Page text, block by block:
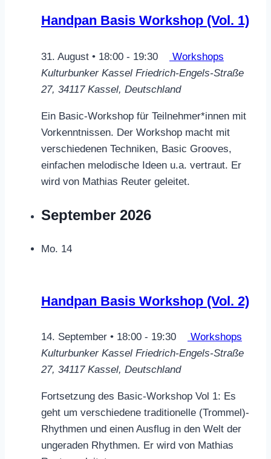
Handpan Basis Workshop (Vol. 1)
31. August • 18:00 - 19:30
Workshops
Kulturbunker Kassel Friedrich-Engels-Straße
27, 34117 Kassel, Deutschland
Ein Basic-Workshop für Teilnehmer*innen mit
Vorkenntnissen. Der Workshop macht mit
verschiedenen Techniken, Basic Grooves,
einfachen melodische Ideen u.a. vertraut. Er
wird von Mathias Reuter geleitet.
September 2026
Mo. 14
Handpan Basis Workshop (Vol. 2)
14. September • 18:00 - 19:30
Workshops
Kulturbunker Kassel Friedrich-Engels-Straße
27, 34117 Kassel, Deutschland
Fortsetzung des Basic-Workshop Vol 1: Es
geht um verschiedene traditionelle (Trommel)-
Rhythmen und einen Ausflug in den Welt der
ungeraden Rhythmen. Er wird von Mathias